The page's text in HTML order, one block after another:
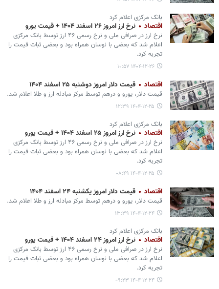
بانک مرکزی اعلام کرد
اقتصاد نرخ ارز امروز ۲۶ اسفند ۱۴۰۴ + قیمت یورو
نرخ ارز در صرافی ملی و نرخ رسمی ۴۶ ارز توسط بانک مرکزی
اعلام شد که بعضی با نوسان همراه بود و بعضی ثبات قیمت را
تجربه کرد.
۱۴۰۴-۱۲-۲۶ ۱۰:۵۷
اقتصاد قیمت دلار امروز دوشنبه ۲۵ اسفند ۱۴۰۴
قیمت دلار، یورو و درهم توسط مرکز مبادله ارز و طلا اعلام شد.
۱۴۰۴-۱۲-۲۵ ۱۲:۳۹
بانک مرکزی اعلام کرد
اقتصاد نرخ ارز امروز ۲۵ اسفند ۱۴۰۴ + قیمت یورو
نرخ ارز در صرافی ملی و نرخ رسمی ۴۶ ارز توسط بانک مرکزی
اعلام شد که بعضی با نوسان همراه بود و بعضی ثبات قیمت را
تجربه کرد.
۱۴۰۴-۱۲-۲۵ ۰۸:۴۹
اقتصاد قیمت دلار امروز یکشنبه ۲۴ اسفند ۱۴۰۴
قیمت دلار، یورو و درهم توسط مرکز مبادله ارز و طلا اعلام شد.
۱۴۰۴-۱۲-۲۴ ۱۳:۳۹
بانک مرکزی اعلام کرد
اقتصاد نرخ ارز امروز ۲۴ اسفند ۱۴۰۴ + قیمت یورو
نرخ ارز در صرافی ملی و نرخ رسمی ۴۶ ارز توسط بانک مرکزی
اعلام شد که بعضی با نوسان همراه بود و بعضی ثبات قیمت را
تجربه کرد.
۱۴۰۴-۱۲-۲۴ ۰۹:۲۳